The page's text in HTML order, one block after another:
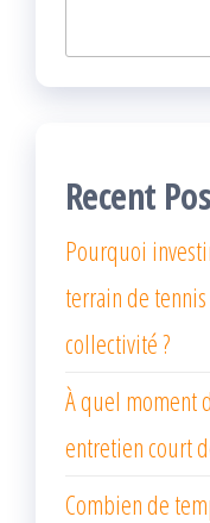
Recent
Pourquoi
terrain de
collectivité ?
À quel moment
entretien court
Combien de